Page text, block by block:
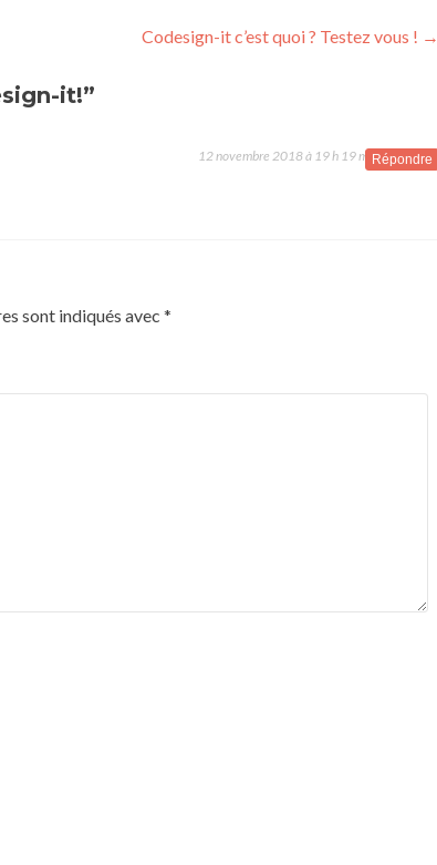
Codesign-it c’est quoi ? Testez vous ! →
it!”
12 novembre 2018 à 19 h 19 minRépondre
sont indiqués avec *